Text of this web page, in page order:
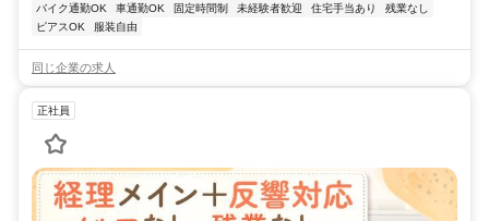
バイク通勤OK 車通勤OK 固定時間制 未経験者歓迎 住宅手当あり
残業なし
ピアスOK
服装自由
同じ企業の求人
正社員